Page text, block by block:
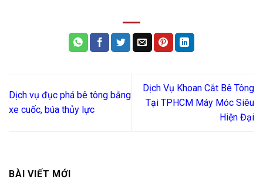
Dịch vụ đục phá bê tông bằng
xe cuốc, búa thủy lực
Dịch Vụ Khoan Cắt Bê Tông
Tại TPHCM Máy Móc Siêu
Hiện Đại
BÀI VIẾT MỚI